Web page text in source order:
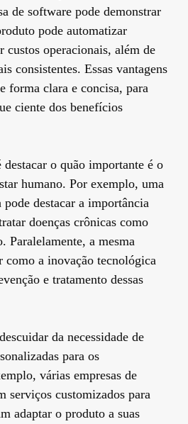
de software pode demonstrar
pode automatizar
custos operacionais, além de
consistentes. Essas vantagens
forma clara e concisa, para
ciente dos benefícios
o quão importante é o
humano. Por exemplo, uma
destacar a importância
doenças crônicas como
Paralelamente, a mesma
como a inovação tecnológica
e tratamento dessas
da necessidade de
para os
várias empresas de
serviços customizados para
adaptar o produto a suas